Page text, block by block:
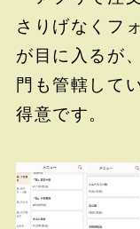
さりげなくフ
が目に入るが
門も管轄して
得意です。